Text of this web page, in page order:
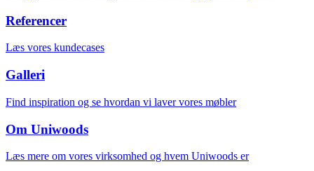
Referencer
Læs vores kundecases
Galleri
Find inspiration og se hvordan vi laver vores møbler
Om Uniwoods
Læs mere om vores virksomhed og hvem Uniwoods er